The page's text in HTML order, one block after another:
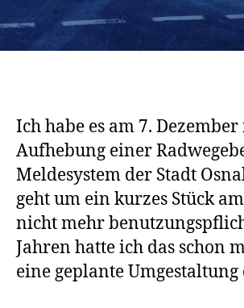
Ich habe es am 7.
Aufhebung einer
Meldesystem der Stadt
geht um ein kurzes Stück
nicht mehr
Jahren hatte ich das schon
eine geplante Umgestaltung